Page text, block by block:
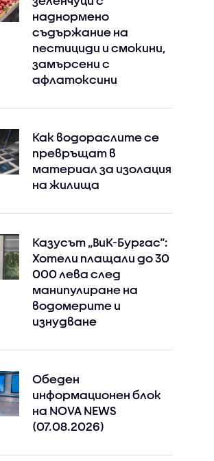
наднормено
съдържание на
пестициди и смокини,
замърсени с
афлатоксини
Как водораслите се
превръщат в
материал за изолация
на жилища
Казусът „ВиК-Бургас“:
Хотели плащали до 30
000 лева след
манипулиране на
водомерите и
изнудване
Обеден
информационен блок
на NOVA NEWS
(07.08.2026)